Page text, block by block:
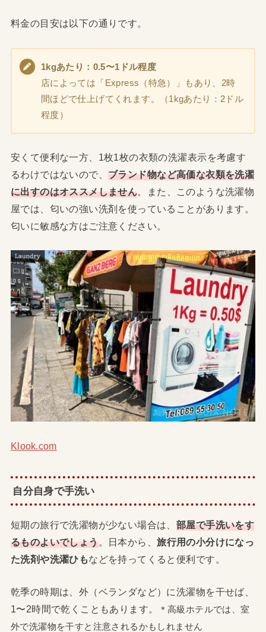
料金の目安は以下の通りです。
1kgあたり：0.5〜1ドル程度
店によっては「Express（特急）」もあり、2時
間ほどで仕上げてくれます。（1kgあたり：2ドル
程度）
安くて便利な一方、1枚1枚の衣類の洗濯表示を考慮す
るわけではないので、ブランド物など高価な衣類を洗濯
に出すのはオススメしません。また、このような洗濯物
屋では、匂いの強い洗剤を使っていることがあります。
匂いに敏感な方はご注意ください。
Klook.com
自分自身で手洗い
短期の旅行で洗濯物が少ない場合は、 部屋で手洗いをす
るものよいでしょう。日本から、旅行用の小分けになっ
た洗剤や洗濯ひもなどを持ってくると便利です。
乾季の時期は、外（ベランダなど）に洗濯物を干せば、
1〜2時間で乾くこともあります。
＊高級ホテルでは、室
外で洗濯物を干すと注意されるかもしれません